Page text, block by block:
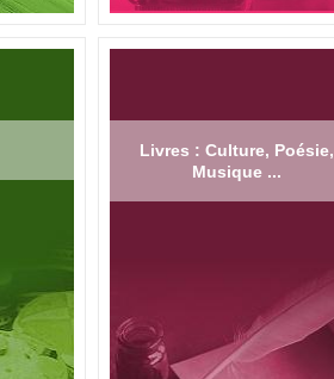
Livres : Culture, Poésie,
Musique ...